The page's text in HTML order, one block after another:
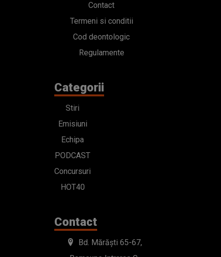
Contact
Termeni si conditii
Cod deontologic
Regulamente
Categorii
Stiri
Emisiuni
Echipa
PODCAST
Concursuri
HOT40
Contact
Bd. Mărăști 65-67,